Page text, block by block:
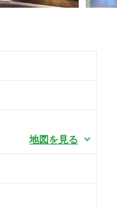
地図を見る